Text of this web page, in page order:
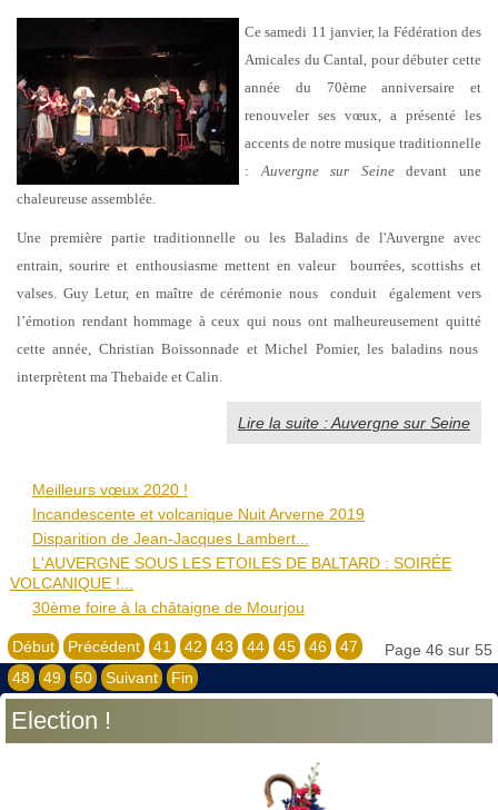
Ce samedi 11 janvier, la Fédération des
Amicales du Cantal, pour débuter cette
année du 70ème anniversaire et
renouveler ses vœux, a présenté les
accents de notre musique traditionnelle
: Auvergne sur Seinedevant une
chaleureuse assemblée.
Une première partie traditionnelle ou les Baladins de l'Auvergne avec
entrain, sourire et enthousiasme mettent en valeur bourrées, scottishs et
valses. Guy Letur, en maître de cérémonie nous conduit également vers
l’émotion rendant hommage à ceux qui nous ont malheureusement quitté
cette année, Christian Boissonnade et Michel Pomier, les baladins nous
interprètent ma Thebaide et Calin.
Lire la suite : Auvergne sur Seine
Meilleurs vœux 2020 !
Incandescente et volcanique Nuit Arverne 2019
Disparition de Jean-Jacques Lambert...
L'AUVERGNE SOUS LES ETOILES DE BALTARD : SOIRÉE
VOLCANIQUE !...
30ème foire à la châtaigne de Mourjou
Page 46 sur 55
Début Précédent 41 42 43 44 45 46
47
48
49 50 Suivant Fin
Election !